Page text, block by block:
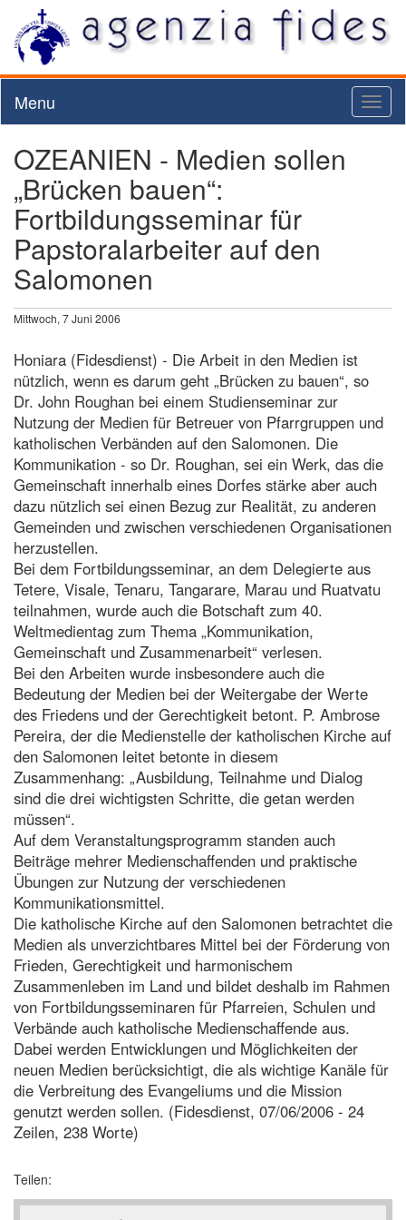
Menu
OZEANIEN - Medien sollen
„Brücken bauen“:
Fortbildungsseminar für
Papstoralarbeiter auf den
Salomonen
Mittwoch, 7 Juni 2006
Honiara (Fidesdienst) - Die Arbeit in den Medien ist
nützlich, wenn es darum geht „Brücken zu bauen“, so
Dr. John Roughan bei einem Studienseminar zur
Nutzung der Medien für Betreuer von Pfarrgruppen und
katholischen Verbänden auf den Salomonen. Die
Kommunikation - so Dr. Roughan, sei ein Werk, das die
Gemeinschaft innerhalb eines Dorfes stärke aber auch
dazu nützlich sei einen Bezug zur Realität, zu anderen
Gemeinden und zwischen verschiedenen Organisationen
herzustellen.
Bei dem Fortbildungsseminar, an dem Delegierte aus
Tetere, Visale, Tenaru, Tangarare, Marau und Ruatvatu
teilnahmen, wurde auch die Botschaft zum 40.
Weltmedientag zum Thema „Kommunikation,
Gemeinschaft und Zusammenarbeit“ verlesen.
Bei den Arbeiten wurde insbesondere auch die
Bedeutung der Medien bei der Weitergabe der Werte
des Friedens und der Gerechtigkeit betont. P. Ambrose
Pereira, der die Medienstelle der katholischen Kirche auf
den Salomonen leitet betonte in diesem
Zusammenhang: „Ausbildung, Teilnahme und Dialog
sind die drei wichtigsten Schritte, die getan werden
müssen“.
Auf dem Veranstaltungsprogramm standen auch
Beiträge mehrer Medienschaffenden und praktische
Übungen zur Nutzung der verschiedenen
Kommunikationsmittel.
Die katholische Kirche auf den Salomonen betrachtet die
Medien als unverzichtbares Mittel bei der Förderung von
Frieden, Gerechtigkeit und harmonischem
Zusammenleben im Land und bildet deshalb im Rahmen
von Fortbildungsseminaren für Pfarreien, Schulen und
Verbände auch katholische Medienschaffende aus.
Dabei werden Entwicklungen und Möglichkeiten der
neuen Medien berücksichtigt, die als wichtige Kanäle für
die Verbreitung des Evangeliums und die Mission
genutzt werden sollen. (Fidesdienst, 07/06/2006 - 24
Zeilen, 238 Worte)
Teilen: